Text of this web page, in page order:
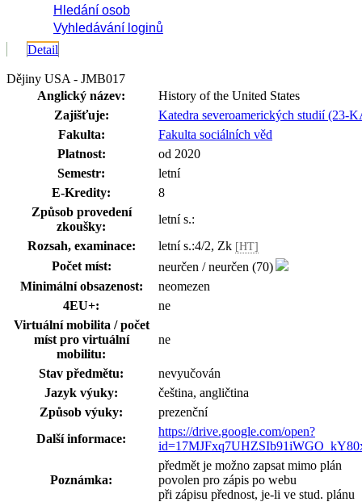
Hledání osob
Vyhledávání loginů
Detail
Dějiny USA - JMB017
Anglický název:
History of the United States
Zajišťuje:
Katedra severoamerických studií (23-
Fakulta:
Fakulta sociálních věd
Platnost:
od 2020
Semestr:
letní
E-Kredity:
8
Způsob provedení
zkoušky:
letní s.:
Rozsah, examinace:
letní s.:4/2, Zk [HT]
Počet míst:
neurčen / neurčen (70)
Minimální obsazenost:
neomezen
4EU+:
ne
Virtuální mobilita / počet
míst pro virtuální
mobilitu:
ne
Stav předmětu:
nevyučován
Jazyk výuky:
čeština, angličtina
Způsob výuky:
prezenční
Další informace:
https://drive.google.com/open?
Poznámka:
předmět je možno zapsat mimo plán
povolen pro zápis po webu
při zápisu přednost, je-li ve stud. plánu